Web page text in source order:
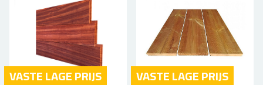
VASTE LAGE PRIJS VASTE LAGE PRIJS